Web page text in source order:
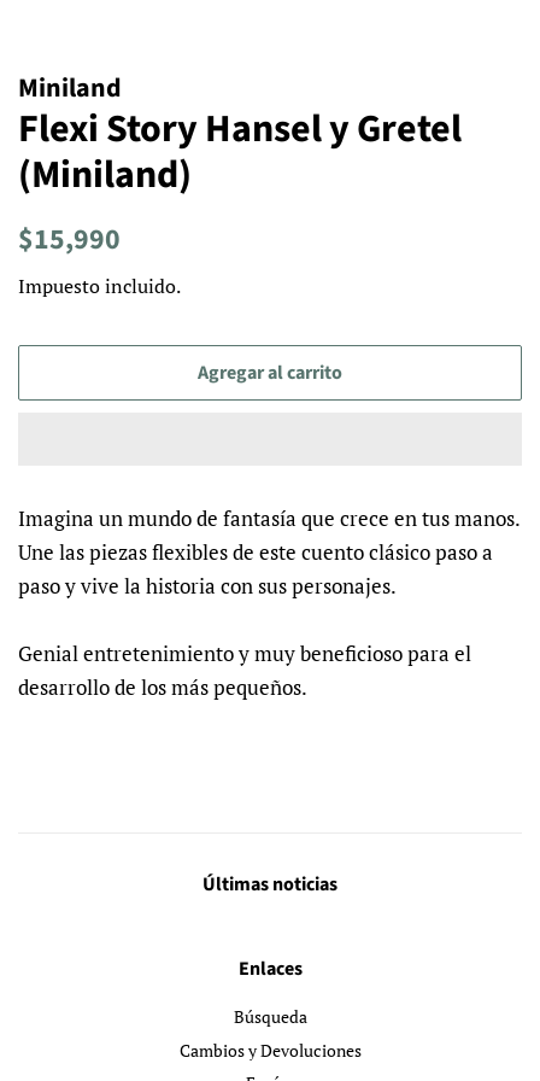
Miniland
Flexi Story Hansel y Gretel
(Miniland)
Precio
$15,990
venta
Impuesto incluido.
Agregar al carrito
Imagina un mundo de fantasía que crece en tus manos.
Une las piezas flexibles de este cuento clásico paso a
paso y vive la historia con sus personajes.
Genial entretenimiento y muy beneficioso para el
desarrollo de los más pequeños.
Últimas noticias
Enlaces
Búsqueda
Cambios y Devoluciones